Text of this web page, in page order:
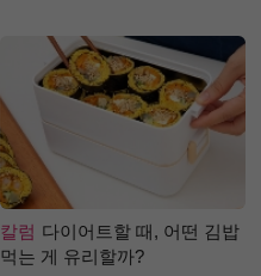
칼럼 다이어트할 때, 어떤 김밥
먹는 게 유리할까?